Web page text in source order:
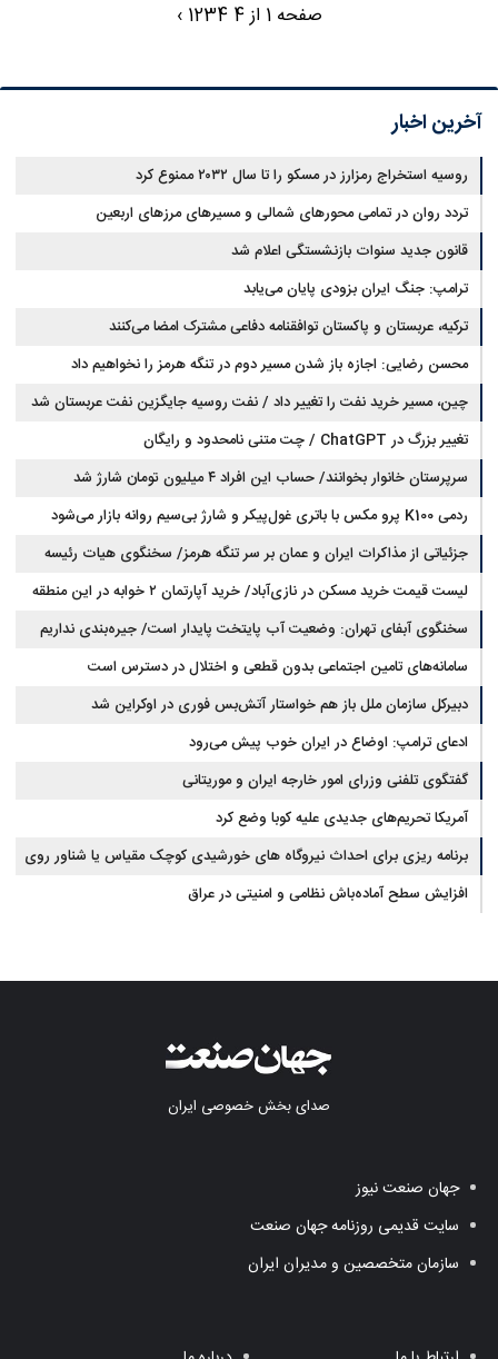
صفحه 1 از 4 1234
›
آخرین اخبار
روسیه استخراج رمزارز در مسکو را تا سال ۲۰۳۲ ممنوع کرد
تردد روان در تمامی محورهای شمالی و مسیرهای مرزهای اربعین
قانون جدید سنوات بازنشستگی اعلام شد
ترامپ: جنگ ایران بزودی پایان می‌یابد
ترکیه، عربستان و پاکستان توافقنامه دفاعی مشترک امضا می‌کنند
محسن رضایی: اجازه باز شدن مسیر دوم در تنگه هرمز را نخواهیم داد
چین، مسیر خرید نفت را تغییر داد / نفت روسیه جایگزین نفت عربستان شد
تغییر بزرگ در ChatGPT / چت متنی نامحدود و رایگان
سرپرستان خانوار بخوانند/ حساب این افراد ۴ میلیون تومان شارژ شد
ردمی K100 پرو مکس با باتری غول‌پیکر و شارژ بی‌سیم روانه بازار می‌شود
جزئیاتی از مذاکرات ایران و عمان بر سر تنگه هرمز/ سخنگوی هیات رئیسه
مجلس: بیانیه‌ای شامل تصحیح مسیر تردد دریایی در تنگه، در آستانه نهایی شدن
است
لیست قیمت خرید مسکن در نازی‌آباد/ خرید آپارتمان ۲ خوابه در این منطقه
چقدر سرمایه نیاز دارد؟ + جدول مردادماه ۱۴۰۵
سخنگوی آبفای تهران: وضعیت آب پایتخت پایدار است/ جیره‌بندی نداریم
سامانه‌های تامین اجتماعی بدون قطعی و اختلال در دسترس است
دبیرکل سازمان ملل باز هم خواستار آتش‌بس فوری در اوکراین شد
ادعای ترامپ: اوضاع در ایران خوب پیش می‌رود
گفتگوی تلفنی وزرای امور خارجه ایران و موریتانی
آمریکا تحریم‌های جدیدی علیه کوبا وضع کرد
برنامه ریزی برای احداث نیروگاه های خورشیدی کوچک مقیاس یا شناور روی
آب در مازندران
افزایش سطح آماده‌باش نظامی و امنیتی در عراق
صدای بخش خصوصی ایران
جهان صنعت نیوز
سایت قدیمی روزنامه جهان صنعت
سازمان متخصصین و مدیران ایران